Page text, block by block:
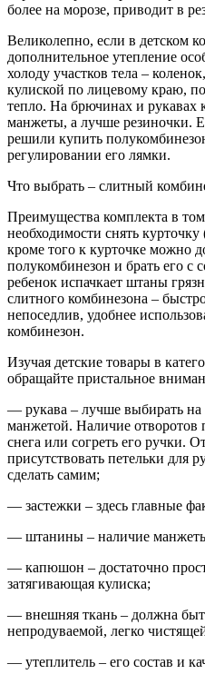
более на морозе, приводит в
Великолепно, если в детском
дополнительное утепление
холоду участков тела –
кулиской по лицевому краю,
тепло. На брючинах и рукавах
манжеты, а лучше резиночки.
решили купить
регулировании его лямки.
Что выбрать – слитный
Преимущества комплекта в
необходимости снять
кроме того к курточке можно
полукомбинезон и брать его с
ребенок испачкает штаны
слитного комбинезона –
непоседлив, удобнее
комбинезон.
Изучая детские товары в
обращайте пристальное
— рукава – лучше выбирать на
манжетой. Наличие отворотов
снега или согреть его ручки.
присутствовать петельки для
сделать самим;
— застежки – здесь главные
— штанины – наличие манжеты
— капюшон – достаточно
затягивающая кулиска;
— внешняя ткань – должна
непродуваемой, легко
— утеплитель – его состав и